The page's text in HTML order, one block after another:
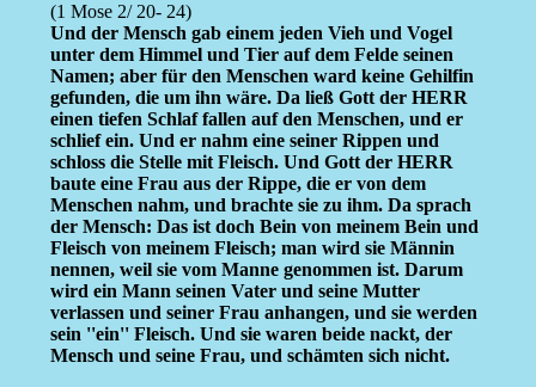
(1 Mose 2/ 20- 24)
Und der Mensch gab einem jeden Vieh und Vogel
unter dem Himmel und Tier auf dem Felde seinen
Namen; aber für den Menschen ward keine Gehilfin
gefunden, die um ihn wäre. Da ließ Gott der HERR
einen tiefen Schlaf fallen auf den Menschen, und er
schlief ein. Und er nahm eine seiner Rippen und
schloss die Stelle mit Fleisch. Und Gott der HERR
baute eine Frau aus der Rippe, die er von dem
Menschen nahm, und brachte sie zu ihm. Da sprach
der Mensch: Das ist doch Bein von meinem Bein und
Fleisch von meinem Fleisch; man wird sie Männin
nennen, weil sie vom Manne genommen ist. Darum
wird ein Mann seinen Vater und seine Mutter
verlassen und seiner Frau anhangen, und sie werden
sein ''ein'' Fleisch. Und sie waren beide nackt, der
Mensch und seine Frau, und schämten sich nicht.